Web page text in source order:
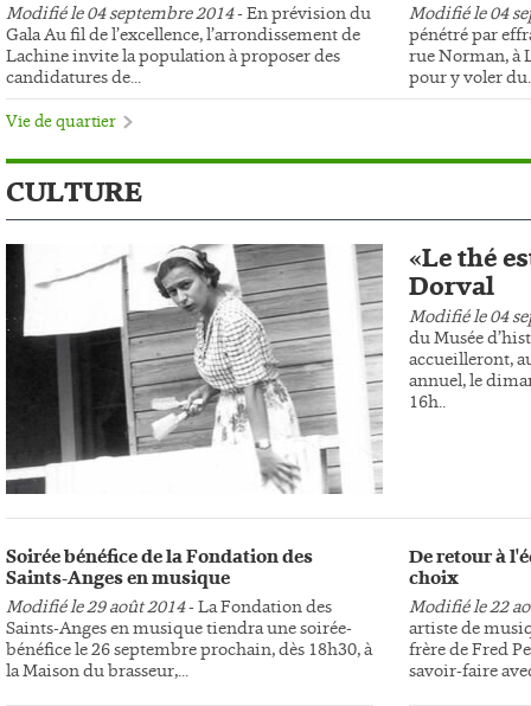
Modifié le 04 septembre 2014- En prévision du
Gala Au fil de l’excellence, l’arrondissement de
Lachine invite la population à proposer des
candidatures de...
Modifié le 04
pénétré par
rue Norman, à
pour y voler
Vie de quartier
CULTURE
«Le thé
Dorval
Modifié le 04
du Musée
accueilleront,
annuel, le
16h..
Soirée bénéfice de la Fondation des
Saints-Anges en musique
Modifié le 29 août 2014- La Fondation des
Saints-Anges en musique tiendra une soirée-
bénéfice le 26 septembre prochain, dès 18h30, à
la Maison du brasseur,...
De retour à
choix
Modifié le 22
artiste de
frère de Fred
savoir-faire